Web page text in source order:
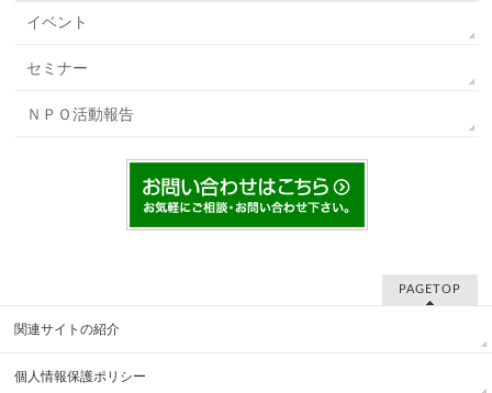
イベント
セミナー
ＮＰＯ活動報告
PAGETOP
関連サイトの紹介
個人情報保護ポリシー